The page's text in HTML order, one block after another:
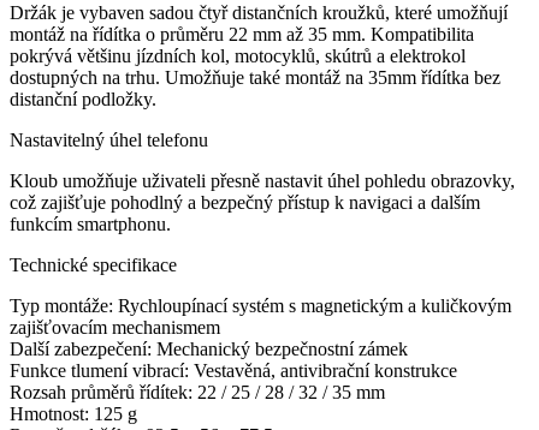
Držák je vybaven sadou čtyř distančních kroužků, které umožňují
montáž na řídítka o průměru 22 mm až 35 mm. Kompatibilita
pokrývá většinu jízdních kol, motocyklů, skútrů a elektrokol
dostupných na trhu. Umožňuje také montáž na 35mm řídítka bez
distanční podložky.
Nastavitelný úhel telefonu
Kloub umožňuje uživateli přesně nastavit úhel pohledu obrazovky,
což zajišťuje pohodlný a bezpečný přístup k navigaci a dalším
funkcím smartphonu.
Technické specifikace
Typ montáže: Rychloupínací systém s magnetickým a kuličkovým
zajišťovacím mechanismem
Další zabezpečení: Mechanický bezpečnostní zámek
Funkce tlumení vibrací: Vestavěná, antivibrační konstrukce
Rozsah průměrů řídítek: 22 / 25 / 28 / 32 / 35 mm
Hmotnost: 125 g